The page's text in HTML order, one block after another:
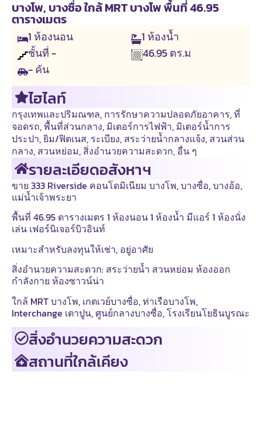
บางโพ, บางซื่อ ใกล้ MRT บางโพ พื้นที่ 46.95
ตารางเมตร
1 ห้องนอน 1 ห้องน้ำ
ชั้นที่ -
46.95ตร.ม
- คัน
ไฮไลท์
กรุงเทพและปริมณฑล, การรักษาความปลอดภัยอาคาร,ที่
จอดรถ,พื้นที่ส่วนกลาง, มิเตอร์การไฟฟ้า, มิเตอร์น้ำการ
ประปา,ยิม/ฟิตเนส, ระเบียง, สระว่ายน้ำกลางแจ้ง, สวนส่วน
กลาง, สวนหย่อม, สิ่งอำนวยความสะดวก, อื่น ๆ
รายละเอียดอสังหาฯ
ขาย 333 Riverside คอนโดมิเนียม บางโพ, บางซื่อ, บางอ้อ,
แม่น้ำเจ้าพระยา
พื้นที่ 46.95 ตารางเมตร 1 ห้องนอน 1 ห้องน้ำ มีแอร์ 1 ห้องนั่ง
เล่น เฟอร์นิเจอร์บิวอินท์
เหมาะสำหรับลงทุนให้เช่า, อยู่อาศัย
สิ่งอำนวยความสะดวก: สระว่ายน้ำ สวนหย่อม ห้องออก
กำลังกาย ห้องซาวน์น่า
ใกล้ MRT บางโพ, เกตเวย์บางซื่อ, ท่าเรือบางโพ,
Interchange เตาปูน, ศูนย์กลางบางซื่อ, โรงเรียนโยธินบูรณะ
สิ่งอำนวยความสะดวก
สถานที่ใกล้เคียง